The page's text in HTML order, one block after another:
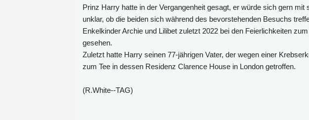
Prinz Harry hatte in der Vergangenheit gesagt, er würde sich gern
unklar, ob die beiden sich während des bevorstehenden Besuchs
Enkelkinder Archie und Lilibet zuletzt 2022 bei den Feierlichkeiten
gesehen.
Zuletzt hatte Harry seinen 77‑jährigen Vater, der wegen einer
zum Tee in dessen Residenz Clarence House in London getroffen.
(R.White--TAG)